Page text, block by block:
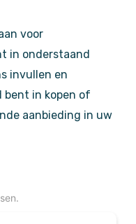
voor
in onderstaand
invullen en
bent in kopen of
aanbieding in uw